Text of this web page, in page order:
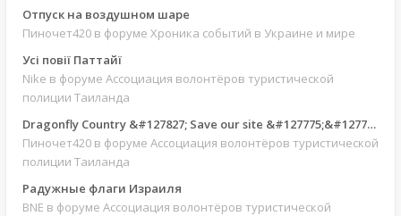
Отпуск на воздушном шаре
Пиночет420 в форуме Хроника событий в Украине и мире
Усі повії Паттайї
Nike в форуме Ассоциация волонтёров туристической
полиции Таиланда
Dragonfly Country &#127827; Save our site &#127775;&#127769;
Пиночет420 в форуме Ассоциация волонтёров туристической
полиции Таиланда
Радужные флаги Израиля
BNE в форуме Ассоциация волонтёров туристической